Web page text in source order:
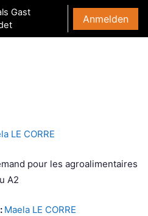
Gast
Anmelden
LE CORRE
pour les agroalimentaires
A2
Maela LE CORRE